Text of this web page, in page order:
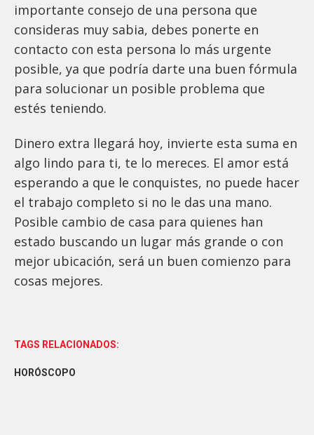
importante consejo de una persona que
consideras muy sabia, debes ponerte en
contacto con esta persona lo más urgente
posible, ya que podría darte una buen fórmula
para solucionar un posible problema que
estés teniendo.
Dinero extra llegará hoy, invierte esta suma en
algo lindo para ti, te lo mereces. El amor está
esperando a que le conquistes, no puede hacer
el trabajo completo si no le das una mano.
Posible cambio de casa para quienes han
estado buscando un lugar más grande o con
mejor ubicación, será un buen comienzo para
cosas mejores.
TAGS RELACIONADOS:
HORÓSCOPO